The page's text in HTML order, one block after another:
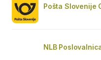
Pošta Slovenije
NLB